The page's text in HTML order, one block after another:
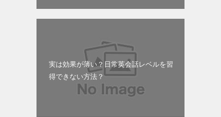
実は効果が薄い？日常英会話レベルを習
得できない方法？